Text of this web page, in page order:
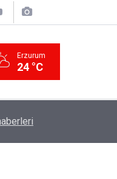
Erzurum
24 °C
yangın: 2 kişi dumandan